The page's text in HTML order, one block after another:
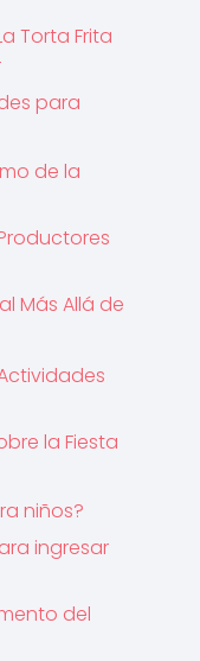
Torta Frita
para
de la
Más Allá de
la Fiesta
niños?
ingresar
del